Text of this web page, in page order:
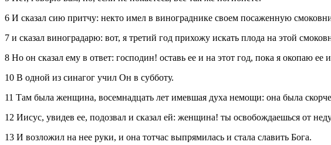
6 И сказал сию притчу: некто имел в винограднике своем посаженную
7 и сказал виноградарю: вот, я третий год прихожу искать плода на этой
8 Но он сказал ему в ответ: господин! оставь ее и на этот год, пока я окопаю
10 В одной из синагог учил Он в субботу.
11 Там была женщина, восемнадцать лет имевшая духа немощи: она была
12 Иисус, увидев ее, подозвал и сказал ей: женщина! ты освобождаешься от
13 И возложил на нее руки, и она тотчас выпрямилась и стала славить Бога.